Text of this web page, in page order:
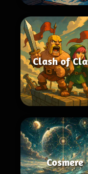
Clash of
Cosmere